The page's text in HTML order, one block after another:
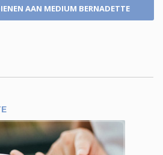
AAN MEDIUM BERNADETTE